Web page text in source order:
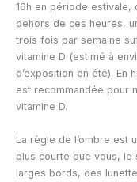
16h en période estivale,
dehors de ces heures,
trois fois par semaine
vitamine D (estimé à
d’exposition en été). En
est recommandée pour
vitamine D.
La règle de l’ombre est
plus courte que vous, le
larges bords, des